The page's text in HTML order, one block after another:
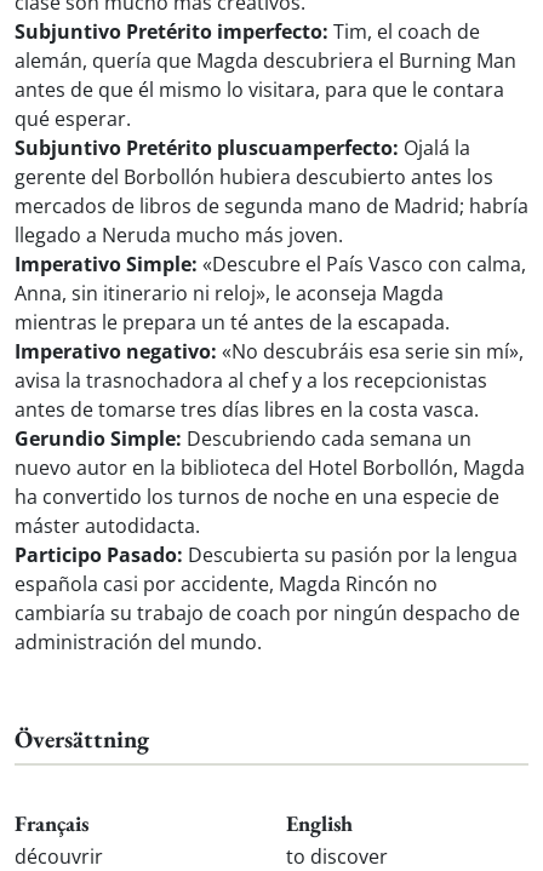
Subjuntivo Pretérito imperfecto: Tim, el coach de
alemán, quería que Magda descubriera el Burning Man
antes de que él mismo lo visitara, para que le contara
qué esperar.
Subjuntivo Pretérito pluscuamperfecto: Ojalá la
gerente del Borbollón hubiera descubierto antes los
mercados de libros de segunda mano de Madrid; habría
llegado a Neruda mucho más joven.
Imperativo Simple: «Descubre el País Vasco con calma,
Anna, sin itinerario ni reloj», le aconseja Magda
mientras le prepara un té antes de la escapada.
Imperativo negativo: «No descubráis esa serie sin mí»,
avisa la trasnochadora al chef y a los recepcionistas
antes de tomarse tres días libres en la costa vasca.
Gerundio Simple: Descubriendo cada semana un
nuevo autor en la biblioteca del Hotel Borbollón, Magda
ha convertido los turnos de noche en una especie de
máster autodidacta.
Participo Pasado: Descubierta su pasión por la lengua
española casi por accidente, Magda Rincón no
cambiaría su trabajo de coach por ningún despacho de
administración del mundo.
Översättning
Français
découvrir
English
to discover